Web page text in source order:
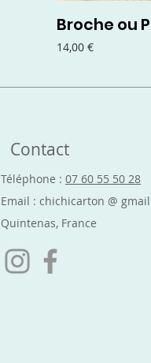
Broche ou
Prix
14,00 €
Contact
Téléphone : 07 60 55 50 28
Email : chichicarton @
Quintenas, France